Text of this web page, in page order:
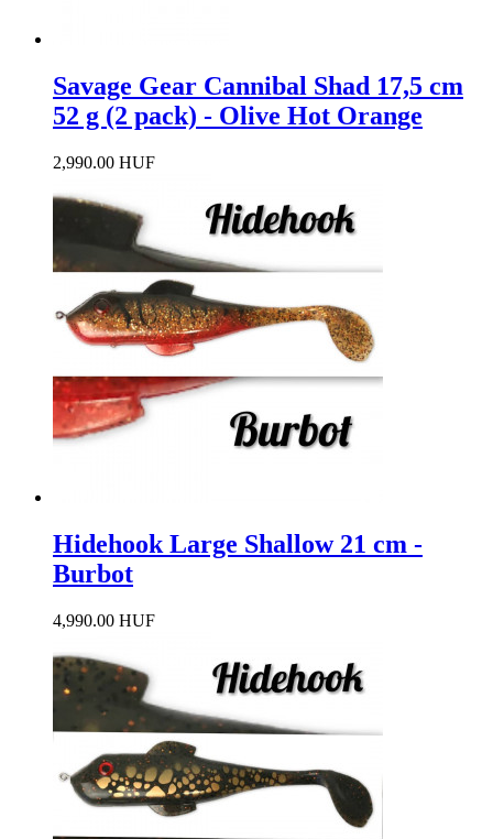
Savage Gear Cannibal Shad 17,5 cm
52 g (2 pack) - Olive Hot Orange
2,990.00 HUF
Hidehook Large Shallow 21 cm -
Burbot
4,990.00 HUF